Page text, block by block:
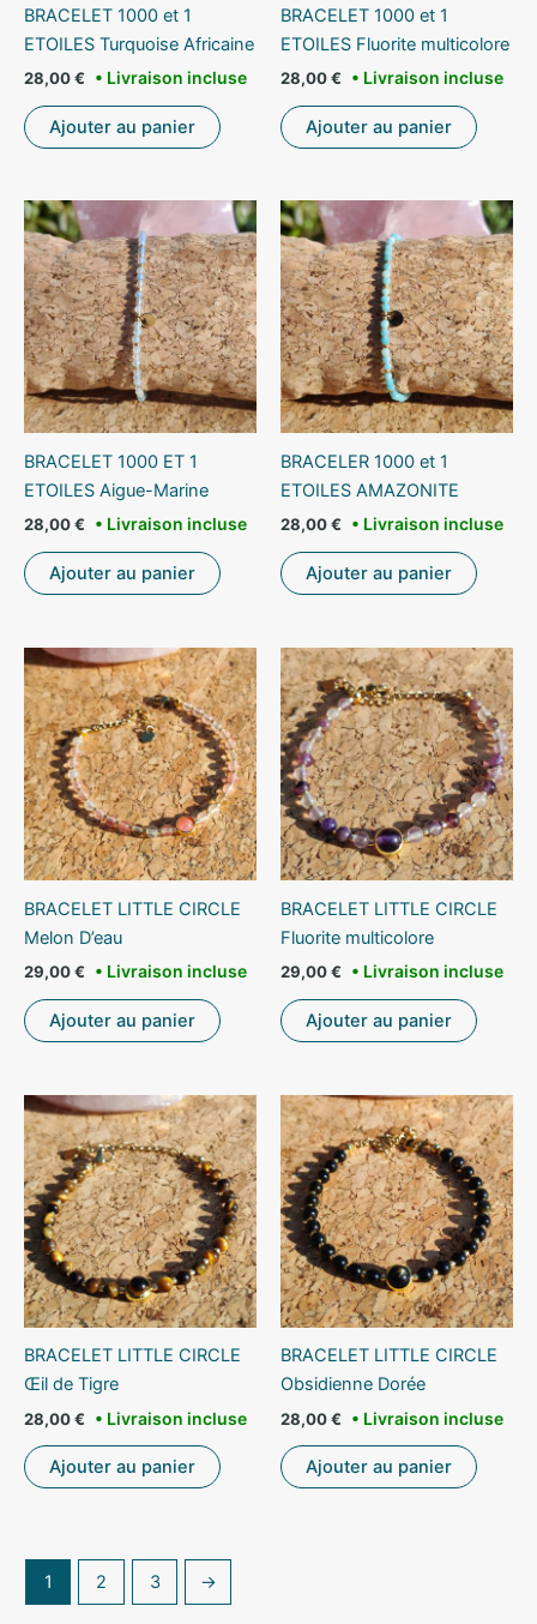
BRACELET 1000 et 1
ETOILES Turquoise Africaine
28,00€
Ajouter au panier
BRACELET 1000 et 1
ETOILES Fluorite multicolore
28,00€
Ajouter au panier
BRACELET 1000 ET 1
ETOILES Aigue-Marine
28,00€
Ajouter au panier
BRACELER 1000 et 1
ETOILES AMAZONITE
28,00€
Ajouter au panier
BRACELET LITTLE CIRCLE
Melon D’eau
29,00€
Ajouter au panier
BRACELET LITTLE CIRCLE
Fluorite multicolore
29,00€
Ajouter au panier
BRACELET LITTLE CIRCLE
Œil de Tigre
28,00€
Ajouter au panier
BRACELET LITTLE CIRCLE
Obsidienne Dorée
28,00€
Ajouter au panier
1 2 3 →